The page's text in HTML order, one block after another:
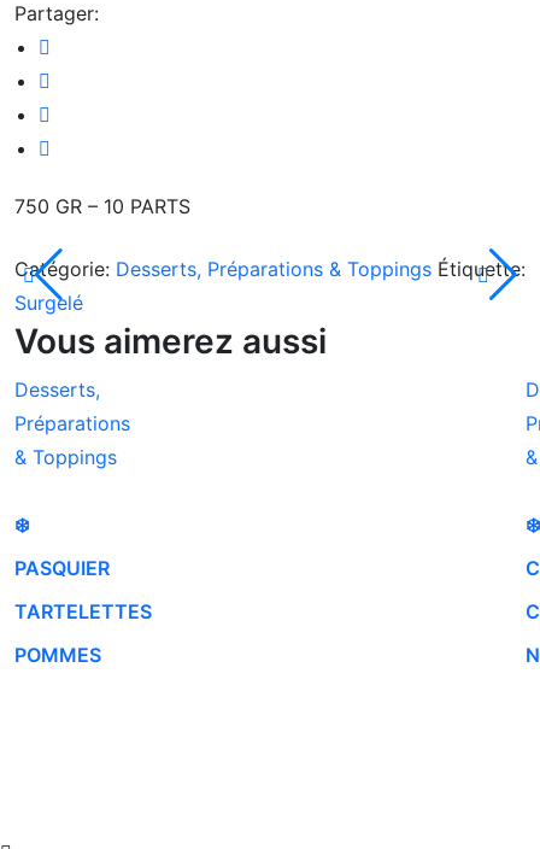
Partager:
750 GR – 10 PARTS
Catégorie: Desserts, Préparations & Toppings Étiquette:
Surgelé
Vous aimerez aussi
Desserts,
Préparations
& Toppings
❄️
PASQUIER
TARTELETTES
POMMES